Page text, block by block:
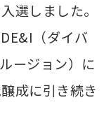
選しました。
（ダイバ
ージョン）に
成に引き続き